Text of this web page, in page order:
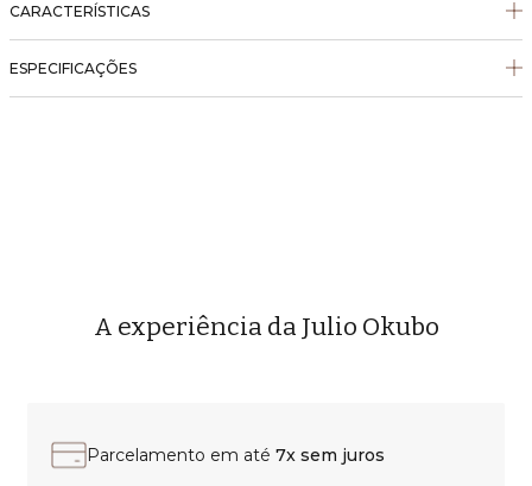
CARACTERÍSTICAS
ESPECIFICAÇÕES
A experiência da Julio Okubo
Parcelamento em até 7x sem juros